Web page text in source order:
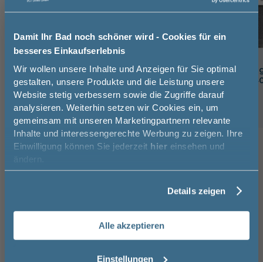
Damit Ihr Bad noch schöner wird - Cookies für ein
besseres Einkaufserlebnis
Wir wollen unsere Inhalte und Anzeigen für Sie optimal
gestalten, unsere Produkte und die Leistung unsere
Website stetig verbessern sowie die Zugriffe darauf
analysieren. Weiterhin setzen wir Cookies ein, um
gemeinsam mit unseren Marketingpartnern relevante
Inhalte und interessengerechte Werbung zu zeigen. Ihre
Einwilligung können Sie jederzeit hier einsehen und
ändern.
Details zeigen
Alle akzeptieren
Einstellungen
Cramer Reiniger Armaturen-
Reiniger 750 ml
10,5 cm 24,5 cm 5,7 cm
12,95 €
Cramer
Pflegetuch
4 cm
Hansgrohe Vernis Blend
Waschtischarmatur 70 CoolStart mit
Zugstangen-Ablaufgarnitur in chrom
Jetzt 50 € sparen!
Melde Sie sich hier zu unserem
Newsletter an und sparen Sie
50€* auf Ihre Bestellung!
Email